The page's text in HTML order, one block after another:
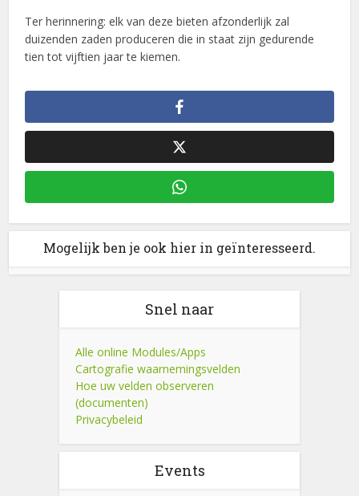
Ter herinnering: elk van deze bieten afzonderlijk zal
duizenden zaden produceren die in staat zijn gedurende
tien tot vijftien jaar te kiemen.
Mogelijk ben je ook hier in geïnteresseerd.
Snel naar
Alle online Modules/Apps
Cartografie waarnemingsvelden
Hoe uw velden observeren
(documenten)
Privacybeleid
Events